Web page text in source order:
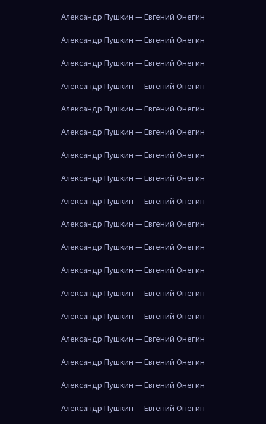
Александр Пушкин — Евгений Онегин
Александр Пушкин — Евгений Онегин
Александр Пушкин — Евгений Онегин
Александр Пушкин — Евгений Онегин
Александр Пушкин — Евгений Онегин
Александр Пушкин — Евгений Онегин
Александр Пушкин — Евгений Онегин
Александр Пушкин — Евгений Онегин
Александр Пушкин — Евгений Онегин
Александр Пушкин — Евгений Онегин
Александр Пушкин — Евгений Онегин
Александр Пушкин — Евгений Онегин
Александр Пушкин — Евгений Онегин
Александр Пушкин — Евгений Онегин
Александр Пушкин — Евгений Онегин
Александр Пушкин — Евгений Онегин
Александр Пушкин — Евгений Онегин
Александр Пушкин — Евгений Онегин